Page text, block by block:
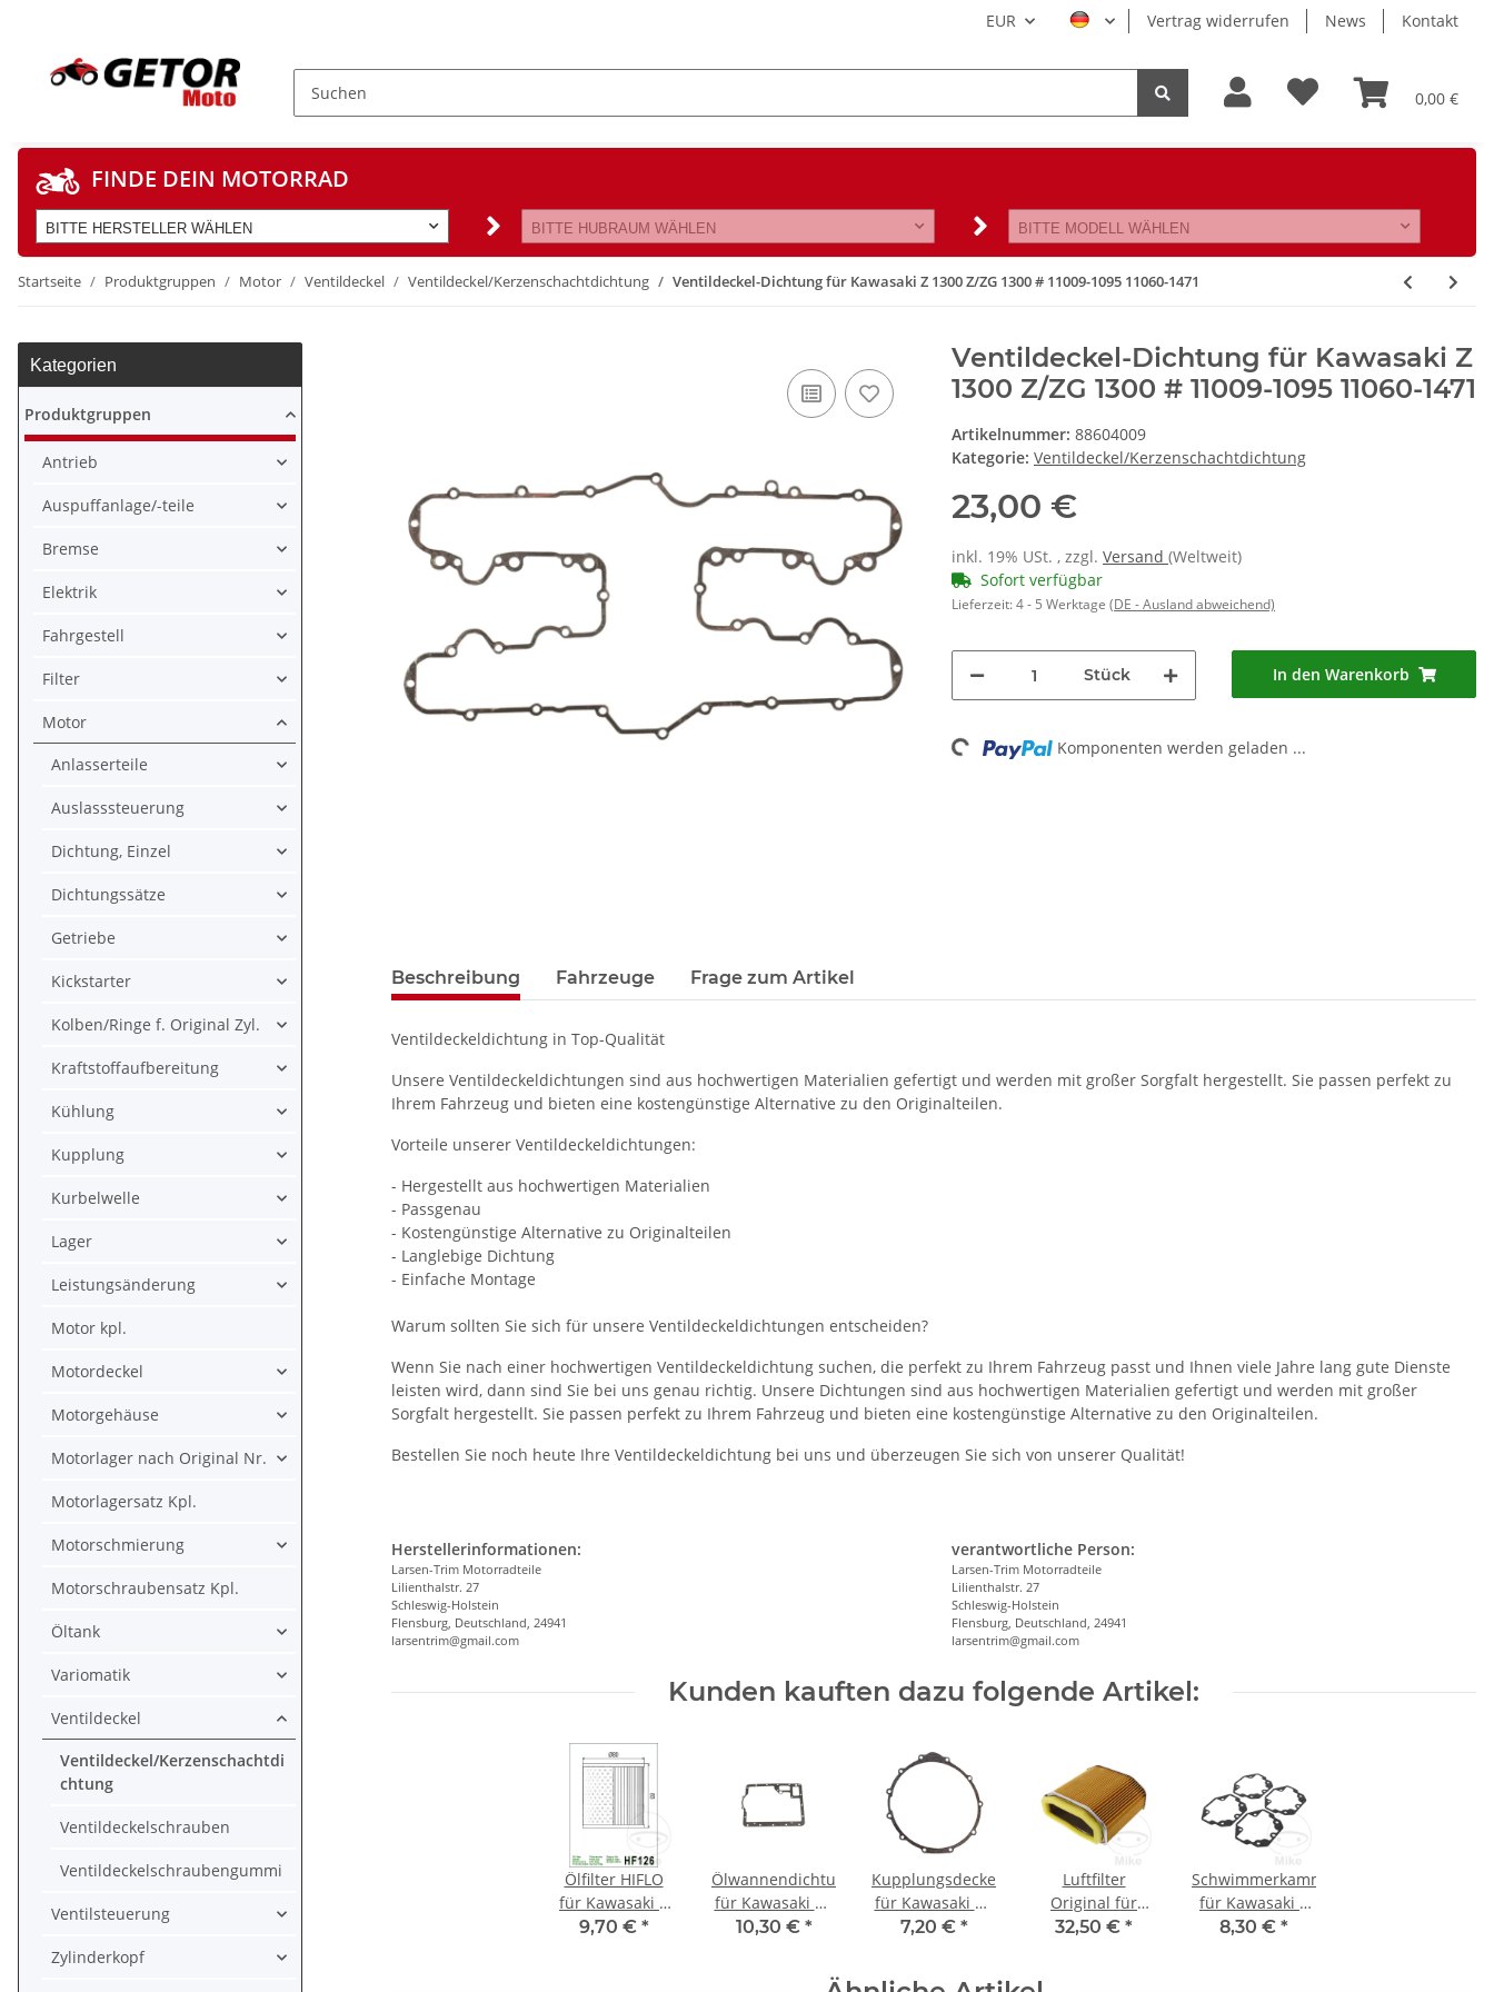
EUR Vertrag widerrufen News Kontakt
0,00 €
FINDE DEIN MOTORRAD
BITTE HERSTELLER WÄHLEN BITTE HUBRAUM WÄHLEN BITTE MODELL WÄHLEN
Startseite Produktgruppen Motor Ventildeckel Ventildeckel/Kerzenschachtdichtung Ventildeckel-Dichtung für Kawasaki Z 1300 Z/ZG 1300 # 11009-1095 11060-1471
Ventildeckel-Dichtung für Kawasaki Z
1300 Z/ZG 1300 # 11009-1095 11060-1471
Artikelnummer: 88604009
Kategorie: Ventildeckel/Kerzenschachtdichtung
23,00 €
inkl. 19% USt. , zzgl. Versand (Weltweit)
Sofort verfügbar
Lieferzeit:4 - 5 Werktage (DE - Ausland abweichend)
Stück In den Warenkorb
Loading... Komponenten werden geladen ...
Beschreibung Fahrzeuge Frage zum Artikel
Ventildeckeldichtung in Top-Qualität
Unsere Ventildeckeldichtungen sind aus hochwertigen Materialien gefertigt und werden mit großer Sorgfalt hergestellt. Sie passen perfekt zu
Ihrem Fahrzeug und bieten eine kostengünstige Alternative zu den Originalteilen.
Vorteile unserer Ventildeckeldichtungen:
- Hergestellt aus hochwertigen Materialien
- Passgenau
- Kostengünstige Alternative zu Originalteilen
- Langlebige Dichtung
- Einfache Montage
Warum sollten Sie sich für unsere Ventildeckeldichtungen entscheiden?
Wenn Sie nach einer hochwertigen Ventildeckeldichtung suchen, die perfekt zu Ihrem Fahrzeug passt und Ihnen viele Jahre lang gute Dienste
leisten wird, dann sind Sie bei uns genau richtig. Unsere Dichtungen sind aus hochwertigen Materialien gefertigt und werden mit großer
Sorgfalt hergestellt. Sie passen perfekt zu Ihrem Fahrzeug und bieten eine kostengünstige Alternative zu den Originalteilen.
Bestellen Sie noch heute Ihre Ventildeckeldichtung bei uns und überzeugen Sie sich von unserer Qualität!
Herstellerinformationen:
Larsen-Trim Motorradteile
Lilienthalstr. 27
Schleswig-Holstein
Flensburg, Deutschland, 24941
larsentrim@gmail.com
verantwortliche Person:
Larsen-Trim Motorradteile
Lilienthalstr. 27
Schleswig-Holstein
Flensburg, Deutschland, 24941
larsentrim@gmail.com
Kunden kauften dazu folgende Artikel:
Ölfilter HIFLO
für Kawasaki Z
750 900 1000
9,70 € *
Ölwannendichtung
für Kawasaki KZ
1300 ZGT30A Z
10,30 € *
Kupplungsdeckeldichtung
für Kawasaki KZ
1300 1979-1989
7,20 € *
Luftfilter
Original für
Kawasaki Z 1300
32,50 € *
Schwimmerkammerdichtung
für Kawasaki Z
1300 A # 1979-
8,30 € *
Kategorien
Produktgruppen
Antrieb
Auspuffanlage/-teile
Bremse
Elektrik
Fahrgestell
Filter
Motor
Anlasserteile
Auslasssteuerung
Dichtung, Einzel
Dichtungssätze
Getriebe
Kickstarter
Kolben/Ringe f. Original Zyl.
Kraftstoffaufbereitung
Kühlung
Kupplung
Kurbelwelle
Lager
Leistungsänderung
Motor kpl.
Motordeckel
Motorgehäuse
Motorlager nach Original Nr.
Motorlagersatz Kpl.
Motorschmierung
Motorschraubensatz Kpl.
Öltank
Variomatik
Ventildeckel
Ventildeckel/Kerzenschachtdi
chtung
Ventildeckelschrauben
Ventildeckelschraubengummi
Ventilsteuerung
Zylinderkopf